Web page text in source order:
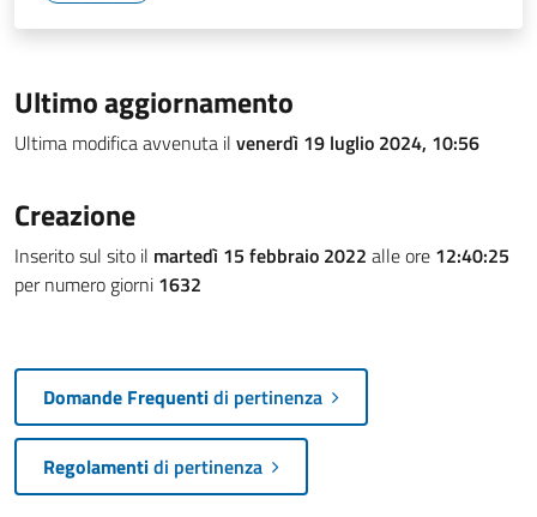
Ultimo aggiornamento
Ultima modifica avvenuta il venerdì 19 luglio 2024, 10:56
Creazione
Inserito sul sito il martedì 15 febbraio 2022 alle ore 12:40:25
per numero giorni 1632
Domande Frequentidi pertinenza
Regolamentidi pertinenza